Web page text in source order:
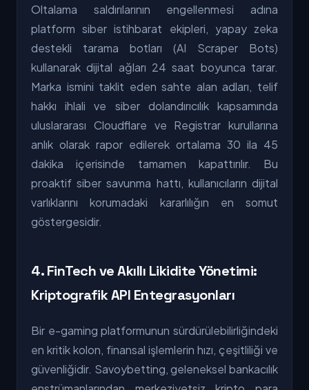
Oltalama saldırılarının engellenmesi adına
platform siber istihbarat ekipleri, yapay zeka
destekli tarama botları (AI Scraper Bots)
kullanarak dijital ağları 24 saat boyunca tarar.
Marka ismini taklit eden sahte alan adları, telif
hakkı ihlali ve siber dolandırıcılık kapsamında
uluslararası Cloudflare ve Registrar kurullarına
anlık olarak rapor edilerek ortalama 30 ila 45
dakika içerisinde tamamen kapattırılır. Bu
proaktif siber savunma hattı, kullanıcıların dijital
varlıklarını korumadaki kararlılığın en somut
göstergesidir.
4. FinTech ve Akıllı Likidite Yönetimi:
Kriptografik API Entegrasyonları
Bir e-gaming platformunun sürdürülebilirliğindeki
en kritik kolon, finansal işlemlerin hızı, çeşitliliği ve
güvenliğidir. Savoybetting, geleneksel bankacılık